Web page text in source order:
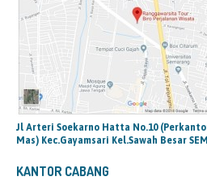
Jl Arteri Soekarno Hatta No.10
Mas) Kec.Gayamsari Kel.Sawah Besar
KANTOR CABANG